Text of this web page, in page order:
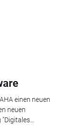
einen neuen
neuen